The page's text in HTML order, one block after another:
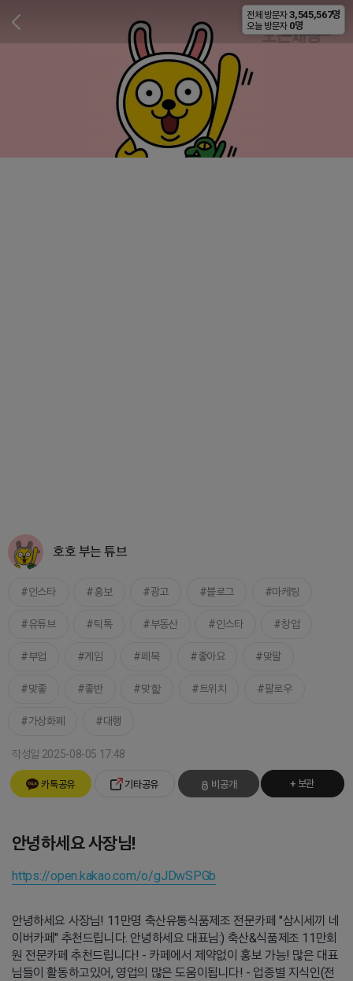
비공개
호호 부는 튜브
인스타 홍보 광고 블로그 마케팅
유튜브 틱톡 부동산 인스타 창업
부업 게임 페북 좋아요 맞팔
맞좋 좋반 맞핱 트위치 팔로우
가상화폐 대행
작성일 2025-08-05 17:48
카톡공유 기타공유 비공개 + 보관
안녕하세요 사장님!
https://open.kakao.com/o/gJDwSPGb
안녕하세요 사장님! 11만명 축산유통식품제조 전문카페 "삼시세끼 네
이버카페" 추천드립니다. 안녕하세요 대표님:) 축산&식품제조 11만회
원 전문카페 추천드립니다! - 카페에서 제약없이 홍보 가능! 많은 대표
님들이 활동하고있어, 영업의 많은 도움이됩니다! - 업종별 지식인(전
전체 방문자 3,545,567명
오늘 방문자 0명